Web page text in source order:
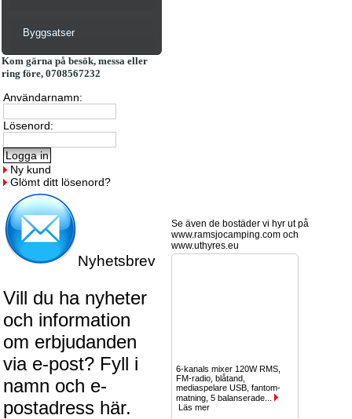
Byggsatser
Kom gärna på besök, messa eller
ring före, 0708567232
Användarnamn:
Lösenord:
Ny kund
Glömt ditt lösenord?
Nyhetsbrev
Vill du ha nyheter
och information
om erbjudanden
via e-post? Fyll i
namn och e-
postadress här.
Se även de bostäder vi hyr ut på
www.ramsjocamping.com och
www.uthyres.eu
6-kanals mixer 120W RMS,
FM-radio, blåtand,
mediaspelare USB, fantom-
matning, 5 balanserade...
Läs mer